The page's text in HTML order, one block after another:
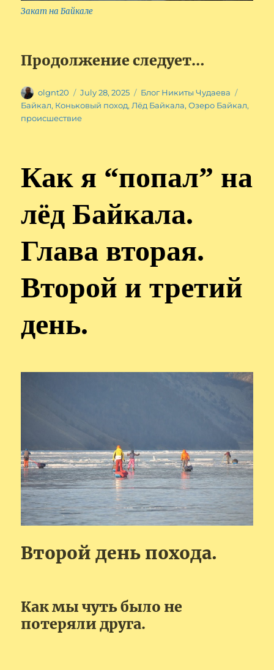
Закат на Байкале
Продолжение следует…
Author
olgnt20
Posted
on
July 28, 2025 Categories
Блог Никиты Чудаева
Байкал, Коньковый поход, Лёд Байкала,Озеро Байкал,
происшествие
Как я “попал” на
лёд Байкала.
Глава вторая.
Второй и третий
день.
Второй день похода.
Как мы чуть было не
потеряли друга.